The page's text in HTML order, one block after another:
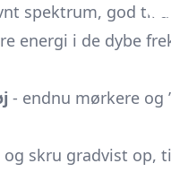
spektrum, god til
energi i de dybe
- endnu mørkere og
skru gradvist op,